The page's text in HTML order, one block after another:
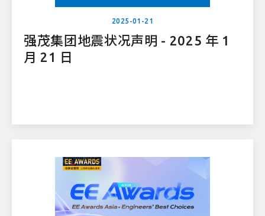
2025-01-21
强茂集团地震状况声明 - 2025 年 1
月 21 日